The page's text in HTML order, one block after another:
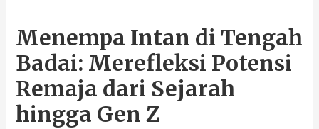
Menempa Intan di Tengah
Badai: Merefleksi Potensi
Remaja dari Sejarah
hingga Gen Z